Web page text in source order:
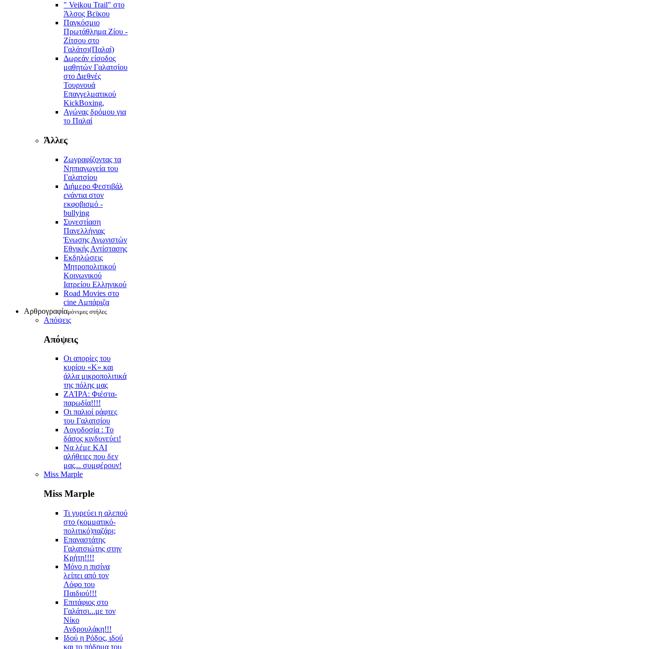
" Veikou Trail" στο
Άλσος Βεϊκου
Παγκόσμιο
Πρωτάθλημα Ζίου -
Ζίτσου στο
Γαλάτσι(Παλαί)
Δωρεάν είσοδος
μαθητών Γαλατσίου
στο Διεθνές
Τουρνουά
Επαγγελματικού
KickBoxing,
Αγώνας δρόμου για
το Παλαί
Άλλες
Ζωγραφίζοντας τα
Νηπιαγωγεία του
Γαλατσίου
Διήμερο Φεστιβάλ
ενάντια στον
εκφοβισμό -
bullying
Συνεστίαση
Πανελλήνιας
Ένωσης Αγωνιστών
Εθνικής Αντίστασης
Εκδηλώσεις
Μητροπολιτικού
Κοινωνικού
Ιατρείου Ελληνικού
Road Movies στο
cine Aμπάριζα
Αρθρογραφίαμόνιμες στήλες
Απόψεις
Απόψεις
Οι απορίες του
κυρίου «Κ» και
άλλα μικροπολιτικά
της πόλης μας
ZAΊΡΑ: Φιέστα-
παρωδία!!!!
Οι παλιοί ράφτες
του Γαλατσίου
Λογοδοσία : Το
δάσος κινδυνεύει!
Να λέμε ΚΑΙ
αλήθειες που δεν
μας... συμφέρουν!
Miss Marple
Miss Marple
Τι γυρεύει η αλεπού
στο (κομματικό-
πολιτικό)παζάρι;
Επαναστάτης
Γαλατσιώτης στην
Κρήτη!!!!
Μόνο η πισίνα
λείπει από τον
Λόφο του
Παιδιού!!!
Επιτάφιος στο
Γαλάτσι...με τον
Νίκο
Ανδρουλάκη!!!
Ιδού η Ρόδος, ιδού
και το πήδημα του